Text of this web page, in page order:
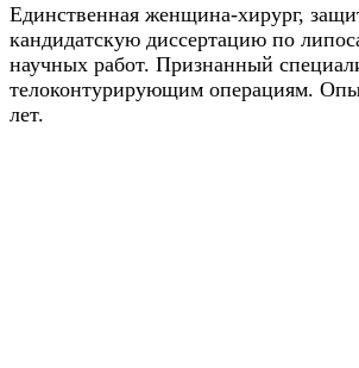
Единственная женщина-хирург,
кандидатскую диссертацию по
научных работ. Признанный
телоконтурирующим операциям.
лет.